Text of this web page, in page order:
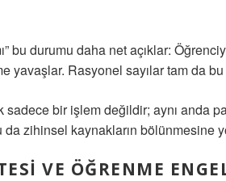
bu durumu daha net açıklar:
Rasyonel sayılar tam da bu
sadece bir işlem değildir; aynı anda
zihinsel kaynakların bölünmesine
VE ÖĞRENME